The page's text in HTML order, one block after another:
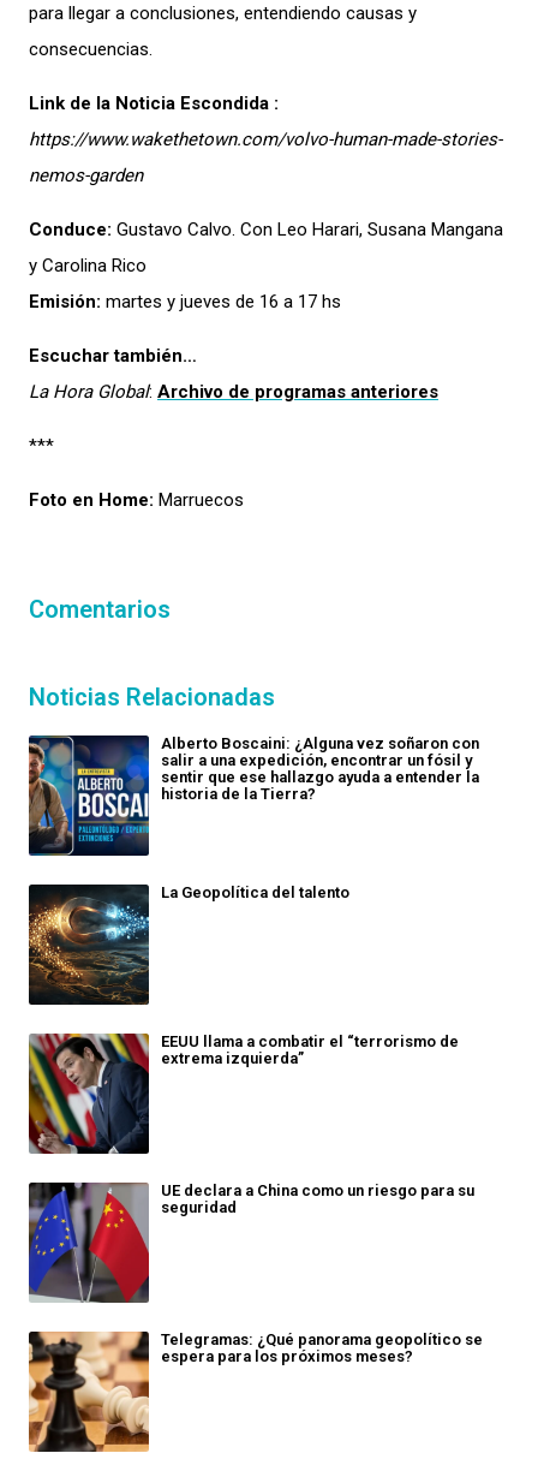
para llegar a conclusiones, entendiendo causas y
consecuencias.
Link de la Noticia Escondida :
https://www.wakethetown.com/volvo-human-made-stories-
nemos-garden
Conduce: Gustavo Calvo. Con Leo Harari, Susana Mangana
y Carolina Rico
Emisión: martes y jueves de 16 a 17 hs
Escuchar también…
La Hora Global: Archivo de programas anteriores
***
Foto en Home: Marruecos
Comentarios
Noticias Relacionadas
Alberto Boscaini: ¿Alguna vez soñaron con
salir a una expedición, encontrar un fósil y
sentir que ese hallazgo ayuda a entender la
historia de la Tierra?
La Geopolítica del talento
EEUU llama a combatir el “terrorismo de
extrema izquierda”
UE declara a China como un riesgo para su
seguridad
Telegramas: ¿Qué panorama geopolítico se
espera para los próximos meses?